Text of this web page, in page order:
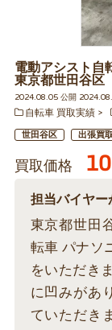
電動アシスト自
東京都世田谷区
2024.08.05 公開
自転車 買取実績
世田谷区 出張買
買取価格
担当バイヤー
東京都世田
転車 パナソ
をいただき
に凹みがあ
ていただき